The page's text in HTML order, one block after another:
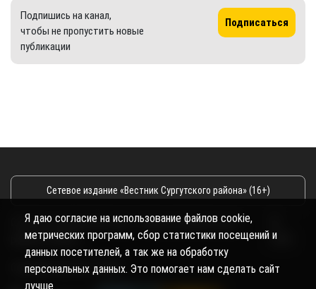
Подпишись на канал,
чтобы не пропустить новые
публикации
Подписаться
Сетевое издание «Вестник Сургутского района» (16+)
Сетевое издание Вестник - Новости Сургутского
района и Югры
2026
Copyright © 2018- 2026
Я даю согласие на использование файлов cookie,
метрических программ, сбор статистики посещений и
данных посетителей, а так же на обработку
персональных данных. Это помогает нам сделать сайт
лучше